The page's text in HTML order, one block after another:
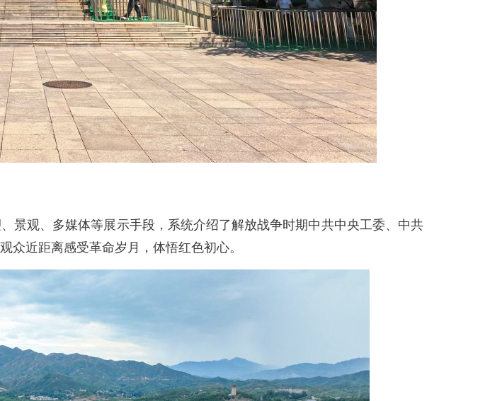
观、多媒体等展示手段，系统介绍了解放战争时期中共中央工委、中共
众近距离感受革命岁月，体悟红色初心。